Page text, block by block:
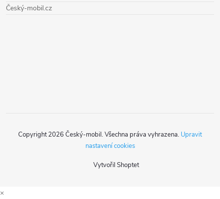
Český-mobil.cz
Vytvořil Shoptet
Copyright 2026 Český-mobil. Všechna práva vyhrazena. Upravit
nastavení cookies
×